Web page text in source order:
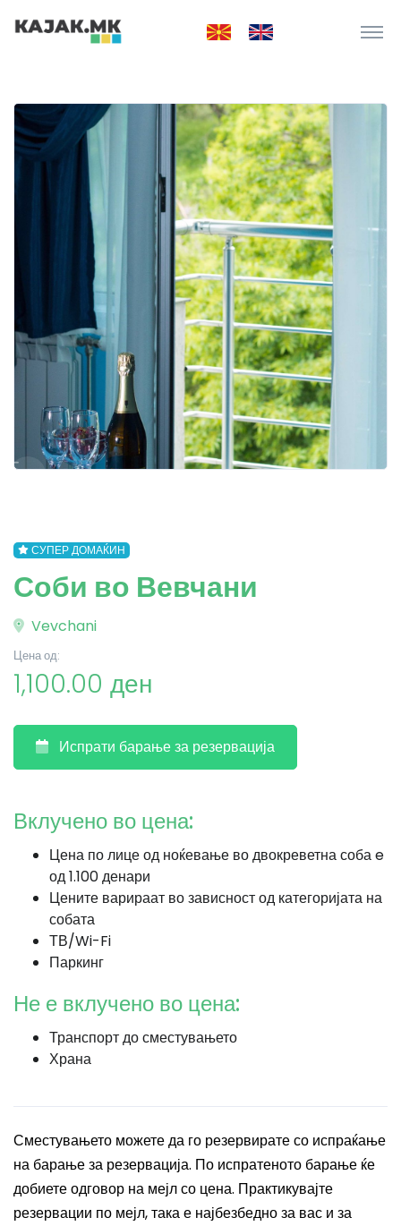
СУПЕР ДОМАЌИН
Соби во Вевчани
Vevchani
Цена од:
1,100.00 ден
Испрати барање за резервација
Вклучено во цена:
Цена по лице од ноќевање во двокреветна соба e
од 1.100 денари
Цените варираат во зависност од категоријата на
собата
ТВ/Wi-Fi
Паркинг
Не е вклучено во цена:
Транспорт до сместувањето
Храна
Сместувањето можете да го резервирате со испраќање
на барање за резервација. По испратеното барање ќе
добиете одговор на мејл со цена. Практикувајте
резервации по мејл, така е најбезбедно за вас и за